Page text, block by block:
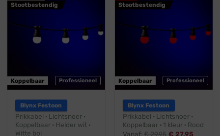
Stootbestendig
Professioneel
Koppelbaar
Blynx Festoon
Prikkabel · Lichtsnoer ·
Koppelbaar · Helder wit ·
Witte bol
Stootbestendig
Professioneel
Koppelbaar
Blynx Festoon
Prikkabel · Lichtsnoer ·
Koppelbaar · 1 kleur · Rood
Vanaf:€29,95 € 27,95